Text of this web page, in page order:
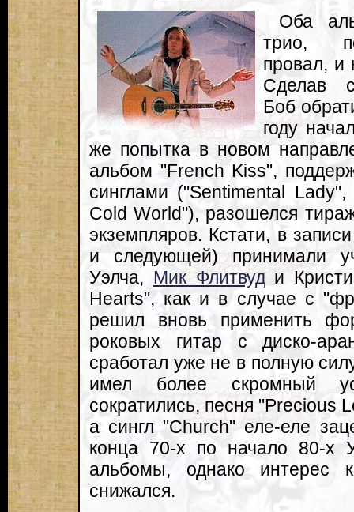
Оба
трио,
провал, и
Сделав
Боб
году
же попытка в новом
альбом "French Kiss",
синглами ("Sentimental
Cold World"), разошелся
экземпляров. Кстати, в
и следующей) принимали
Уэлча, Мик Флитвуди
Hearts", как и в случае с
решил вновь применить
роковых гитар с диско-
сработал уже не в полную
имел более скромный
сократились, песня "Precious
а сингл "Church" еле-еле
конца 70-х по начало 80-х
альбомы, однако интерес
снижался.